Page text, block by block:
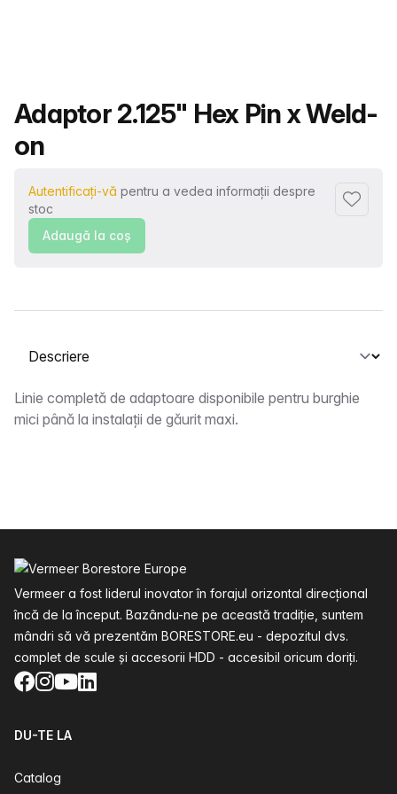
Nume produs
Adaptor 2.125" Hex Pin x Weld-
on
Autentificați-vă pentru a vedea informații despre
stoc
Adaugă la coş
Selectați o filă
Descriere
Linie completă de adaptoare disponibile pentru burghie
mici până la instalații de găurit maxi.
Vermeer a fost liderul inovator în forajul orizontal direcțional
încă de la început. Bazându-ne pe această tradiție, suntem
mândri să vă prezentăm BORESTORE.eu - depozitul dvs.
complet de scule și accesorii HDD - accesibil oricum doriți.
Facebook
Instagram
YouTube
LinkedIn
DU-TE LA
Catalog